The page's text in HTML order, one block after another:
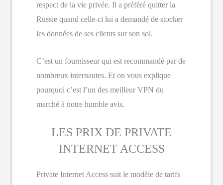
respect de la vie privée. Il a préféré quitter la
Russie quand celle-ci lui a demandé de stocker
les données de ses clients sur son sol.
C’est un fournisseur qui est recommandé par de
nombreux internautes. Et on vous explique
pourquoi c’est l’un des meilleur VPN du
marché à notre humble avis.
LES PRIX DE PRIVATE
INTERNET ACCESS
Private Internet Access suit le modèle de tarifs